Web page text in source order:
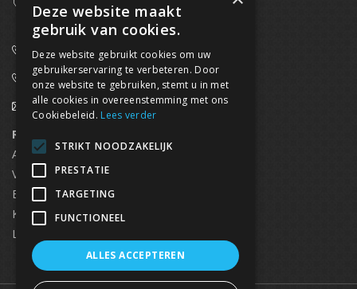
2070 Zwijndrecht
0800/61 667 (24/7 bereikbaar)
03/369.60.29
info@waterdicht-vochtbestrijding.be
Regionaal contact
Antwerpen
03/369.60.29
Vlaams Brabant & Brussel
Brugge
Kortrijk
Limburg
Deze website maakt
gebruik van cookies.
Deze website gebruikt cookies om uw
gebruikerservaring te verbeteren. Door
onze website te gebruiken, stemt u in met
alle cookies in overeenstemming met ons
Cookiebeleid. Lees verder
STRIKT NOODZAKELIJK
PRESTATIE
TARGETING
FUNCTIONEEL
ALLES ACCEPTEREN